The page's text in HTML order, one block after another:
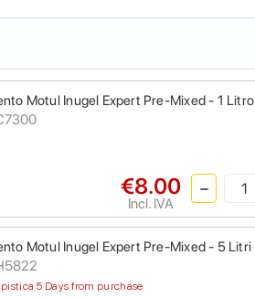
Motul Inugel Expert Pre-Mixed - 1 Litro
€8.00
Incl. IVA
Motul Inugel Expert Pre-Mixed - 5 Litri
5 Days from purchase